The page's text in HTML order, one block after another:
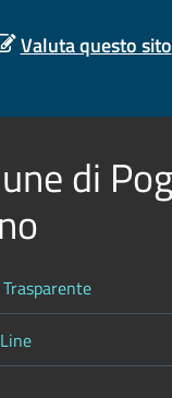
Valuta questo sito
di